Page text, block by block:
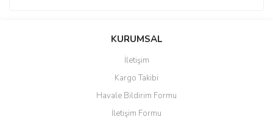
KURUMSAL
İletişim
Kargo Takibi
Havale Bildirim Formu
İletişim Formu